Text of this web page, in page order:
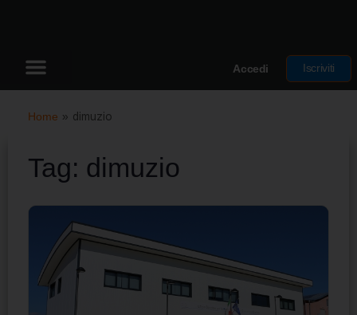
Accedi Iscriviti
Home » dimuzio
Tag: dimuzio